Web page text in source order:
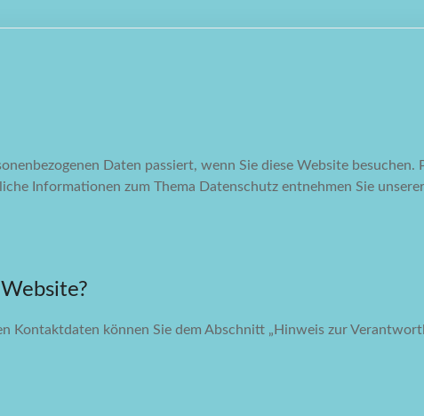
Daten passiert, wenn Sie diese Website besuchen.
Informationen zum Thema Datenschutz entnehmen Sie
können Sie dem Abschnitt „Hinweis zur